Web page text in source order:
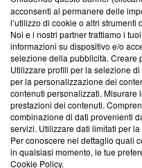
Team editoriale
Corporate
Redazione
Informativa Privacy
Cookie Policy
Blasting SA, IDI CHE-
Lugano (Svizzera) Tel:+39
acconsenti al permanere delle
l’utilizzo di cookie o altri
Noi e i nostri partner trattiamo i
informazioni su dispositivo e/o
selezione della pubblicità. Creare
Utilizzare profili per la selezione
per la personalizzazione dei
contenuti personalizzati.
prestazioni dei contenuti.
combinazione di dati provenienti
servizi. Utilizzare dati limitati per
Per conoscere nel dettaglio quali
in qualsiasi momento, le tue
Cookie Policy.